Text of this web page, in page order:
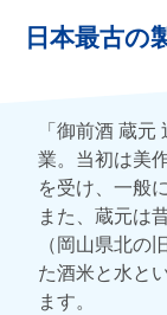
日本最古の
「御前酒 蔵
業。当初は美
を受け、一般
また、蔵元は
（岡山県北
た酒米と水と
ます。